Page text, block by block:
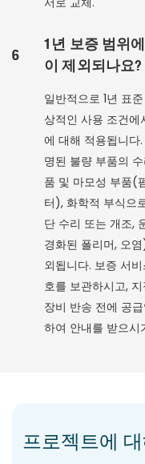
6
1년 보증 범위
이 제외되나요?
일반적으로 1년 표
상적인 사용 조건
에 대해 적용됩니다
명된 불량 부품의
품 및 마모성 부품(
터), 화학적 부식으
단 수리 또는 개조,
경화된 폴리머, 오
외됩니다. 보증 서
호를 보관하시고,
장비 반송 전에 공
하여 안내를 받으시
프로젝트에